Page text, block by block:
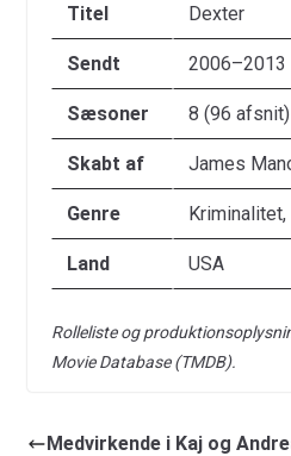
Titel Dexter
Sendt 2006–2013
Sæsoner 8 (96 afsnit)
Skabt af James
Genre
Land USA
Rolleliste og
Movie Database (TMDB).
Medvirkende i Kaj og